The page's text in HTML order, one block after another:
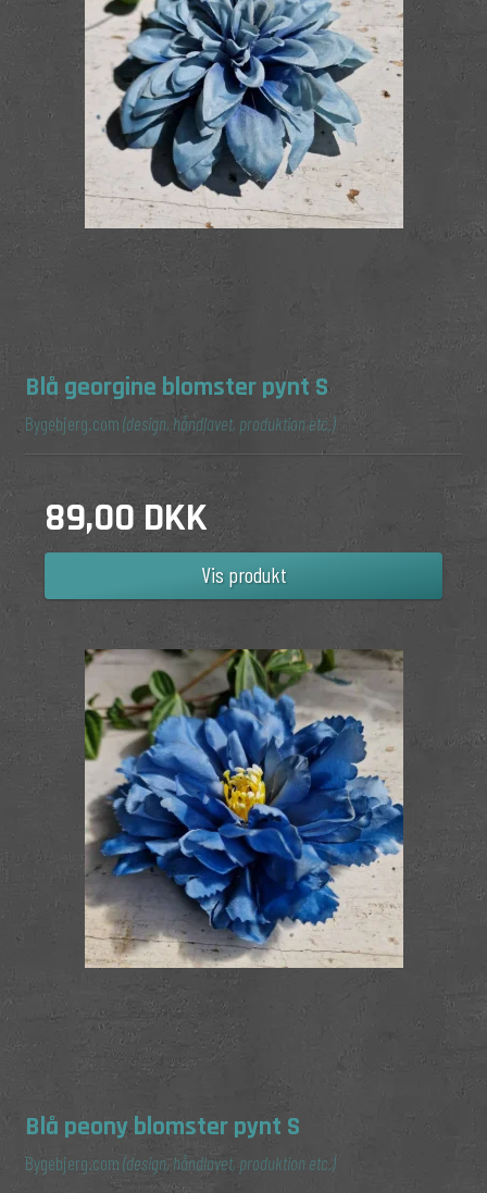
Blå georgine blomster pynt S
Bygebjerg.com(design, håndlavet, produktion etc.)
89,00 DKK
Vis produkt
Blå peony blomster pynt S
Bygebjerg.com(design, håndlavet, produktion etc.)